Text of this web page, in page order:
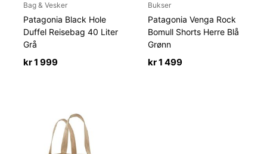
Bag & Vesker
Patagonia Black Hole
Duffel Reisebag 40 Liter
Grå
kr1 999
Bukser
Patagonia Venga Rock
Bomull Shorts Herre Blå
Grønn
kr1 499